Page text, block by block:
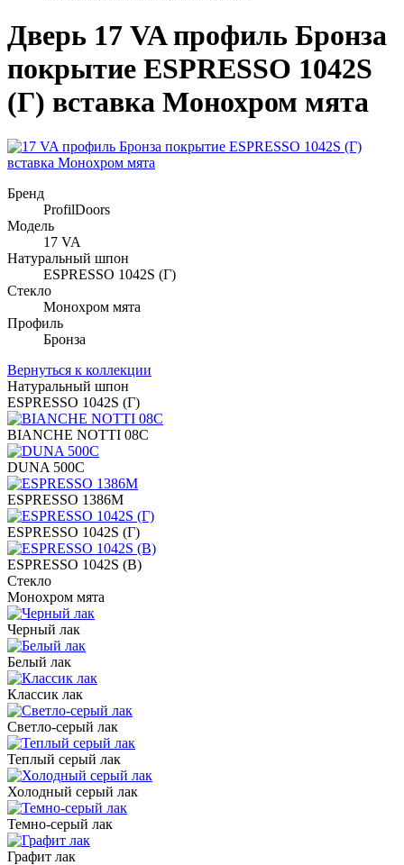
Дверь 17 VA профиль Бронза
покрытие ESPRESSO 1042S
(Г) вставка Монохром мята
Бренд
ProfilDoors
Модель
17 VA
Натуральный шпон
ESPRESSO 1042S (Г)
Стекло
Монохром мята
Профиль
Бронза
Вернуться к коллекции
Натуральный шпон
ESPRESSO 1042S (Г)
BIANCHE NOTTI 08C
DUNA 500C
ESPRESSO 1386M
ESPRESSO 1042S (Г)
ESPRESSO 1042S (В)
Стекло
Монохром мята
Черный лак
Белый лак
Классик лак
Светло-серый лак
Теплый серый лак
Холодный серый лак
Темно-серый лак
Графит лак